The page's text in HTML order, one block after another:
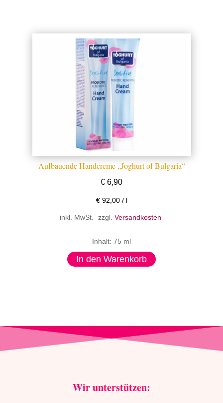
Aufbauende Handcreme „Joghurt of Bulgaria“
€ 6,90
€92,00/ l
inkl. MwSt. zzgl. Versandkosten
Inhalt: 75 ml
In den Warenkorb
Wir unterstützen: